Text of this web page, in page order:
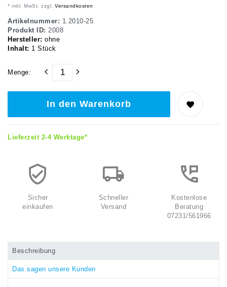
* inkl. MwSt. zzgl. Versandkosten
Artikelnummer: 1.2010-25
Produkt ID: 2008
Hersteller: ohne
Inhalt: 1 Stück
Menge:
In den Warenkorb
Lieferzeit 2-4 Werktage*
Sicher
einkaufen
Schneller
Versand
Kostenlose
Beratung
07231/561966
Beschreibung
Das sagen unsere Kunden